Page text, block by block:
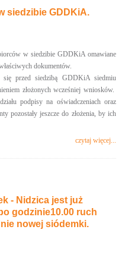
siedzibie GDDKiA.
w siedzibie GDDKiA omawiane
dokumentów.
się przed siedzibą GDDKiA siedmiu
złożonych wcześniej wniosków.
podpisy na oświadczeniach oraz
pozostały jeszcze do złożenia, by ich
czytaj więcej...
- Nidzica jest już
godzinie10.00 ruch
nowej siódemki.